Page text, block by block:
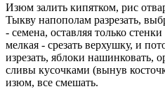
Изюм залить кипятком, рис
Тыкву напополам разрезать,
- семена, оставляя только
мелкая - срезать верхушку, и
изрезать, яблоки нашинковать,
сливы кусочками (вынув
изюм, все смешать.